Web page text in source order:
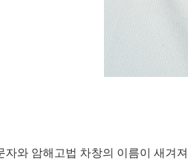
자와 암해고법 차창의 이름이 새겨